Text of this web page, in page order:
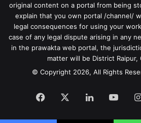
original content on a portal from being
explain that you own portal /channel/
legal consequences for using your
case of any legal dispute arising in any
in the prawakta web portal, the
matter will be District Raipur,
© Copyright 2026, All Rights
Facebook LinkedIn